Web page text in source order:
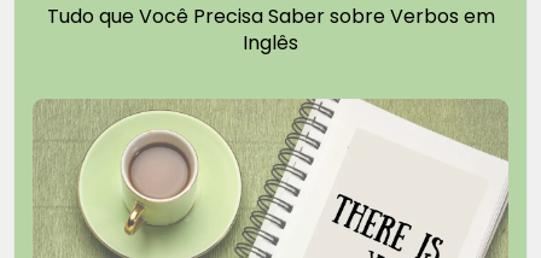
Tudo que Você Precisa Saber sobre Verbos em
Inglês